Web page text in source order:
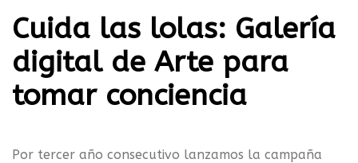
Cuida las lolas: Galería
digital de Arte para
tomar conciencia
Por tercer año consecutivo lanzamos la campaña